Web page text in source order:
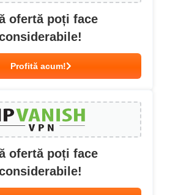
ofertă poți face
Profită acum!
ofertă poți face